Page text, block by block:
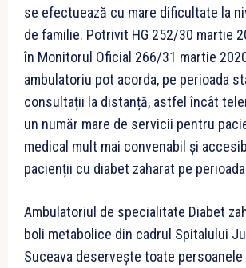
se efectuează cu mare dificultate la
de familie. Potrivit HG 252/30 martie
în Monitorul Oficial 266/31 martie
ambulatoriu pot acorda, pe perioada
consultații la distanță, astfel încât
un număr mare de servicii pentru
medical mult mai convenabil şi
pacienții cu diabet zaharat pe
Ambulatoriul de specialitate Diabet
boli metabolice din cadrul Spitalului
Suceava deservește toate